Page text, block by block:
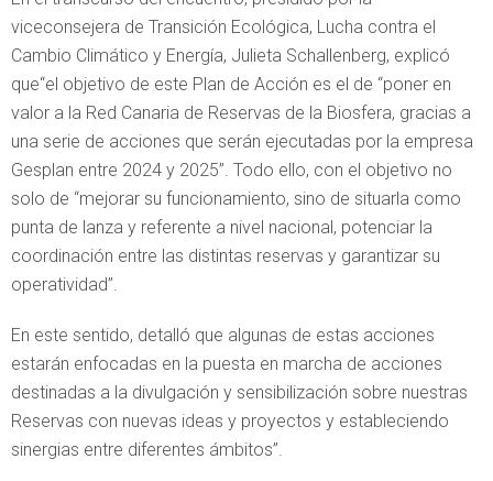
viceconsejera de Transición Ecológica, Lucha contra el
Cambio Climático y Energía, Julieta Schallenberg, explicó
que“el objetivo de este Plan de Acción es el de “poner en
valor a la Red Canaria de Reservas de la Biosfera, gracias a
una serie de acciones que serán ejecutadas por la empresa
Gesplan entre 2024 y 2025”. Todo ello, con el objetivo no
solo de “mejorar su funcionamiento, sino de situarla como
punta de lanza y referente a nivel nacional, potenciar la
coordinación entre las distintas reservas y garantizar su
operatividad”.
En este sentido, detalló que algunas de estas acciones
estarán enfocadas en la puesta en marcha de acciones
destinadas a la divulgación y sensibilización sobre nuestras
Reservas con nuevas ideas y proyectos y estableciendo
sinergias entre diferentes ámbitos”.